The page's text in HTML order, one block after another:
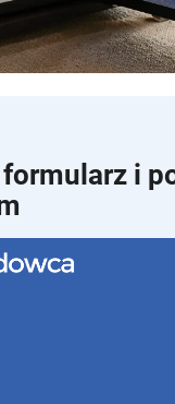
formularz i